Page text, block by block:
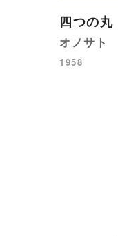
四つの
オノサト
1958